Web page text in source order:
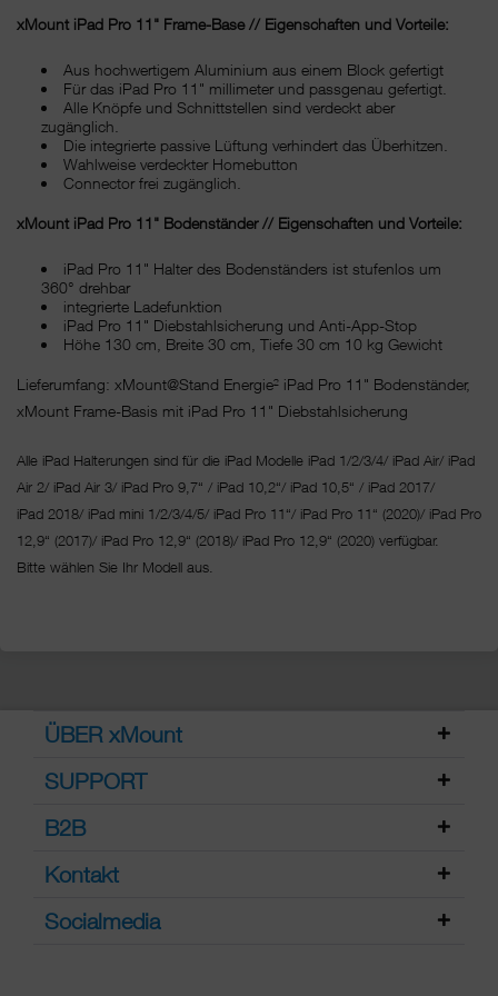
xMount iPad Pro 11" Frame-Base // Eigenschaften und Vorteile:
Aus hochwertigem Aluminium aus einem Block gefertigt
Für das iPad Pro 11" millimeter und passgenau gefertigt.
Alle Knöpfe und Schnittstellen sind verdeckt aber
zugänglich.
Die integrierte passive Lüftung verhindert das Überhitzen.
Wahlweise verdeckter Homebutton
Connector frei zugänglich.
xMount iPad Pro 11" Bodenständer // Eigenschaften und Vorteile:
iPad Pro 11" Halter des Bodenständers ist stufenlos um
360° drehbar
integrierte Ladefunktion
iPad Pro 11" Diebstahlsicherung und Anti-App-Stop
Höhe 130 cm, Breite 30 cm, Tiefe 30 cm 10 kg Gewicht
Lieferumfang: xMount@Stand Energie² iPad Pro 11" Bodenständer,
xMount Frame-Basis mit iPad Pro 11" Diebstahlsicherung
Alle iPad Halterungen sind für die iPad Modelle iPad 1/2/3/4/ iPad Air/ iPad
Air 2/ iPad Air 3/ iPad Pro 9,7“ / iPad 10,2“/ iPad 10,5“ / iPad 2017/
iPad 2018/ iPad mini 1/2/3/4/5/ iPad Pro 11“/ iPad Pro 11“ (2020)/ iPad Pro
12,9“ (2017)/ iPad Pro 12,9“ (2018)/ iPad Pro 12,9“ (2020) verfügbar.
Bitte wählen Sie Ihr Modell aus.
ÜBER xMount
SUPPORT
B2B
Kontakt
Socialmedia